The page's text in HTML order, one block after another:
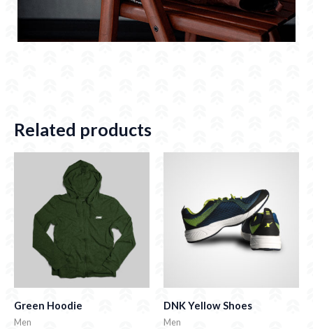
Related products
Green Hoodie
Men
DNK Yellow Shoes
Men